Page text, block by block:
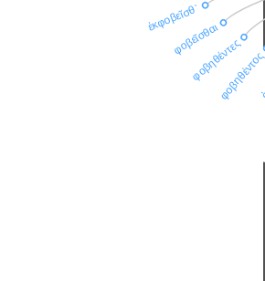
φοβηθέντες
φοβεῖσθαι
ἐκφοβεῖσθ᾽